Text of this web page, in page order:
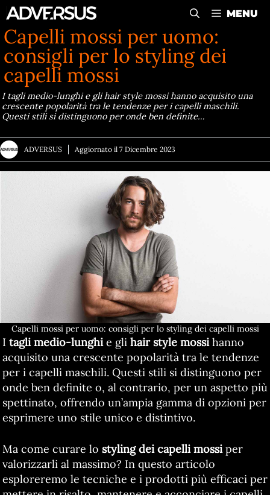
Vai
al
contenuto
MENU
Capelli mossi per uomo:
consigli per lo styling dei
capelli mossi
I tagli medio-lunghi e gli hair style mossi hanno acquisito una
crescente popolarità tra le tendenze per i capelli maschili.
Questi stili si distinguono per onde ben definite…
ADVERSUS Aggiornato il 7 Dicembre 2023
Capelli mossi per uomo: consigli per lo styling dei capelli mossi
I tagli medio-lunghie gli hair style mossihanno
acquisito una crescente popolarità tra le tendenze
per i capelli maschili. Questi stili si distinguono per
onde ben definite o, al contrario, per un aspetto più
spettinato, offrendo un’ampia gamma di opzioni per
esprimere uno stile unico e distintivo.
Ma come curare lo styling dei capelli mossiper
valorizzarli al massimo? In questo articolo
esploreremo le tecniche e i prodotti più efficaci per